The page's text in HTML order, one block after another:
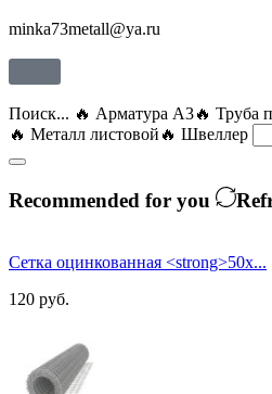
minka73metall@ya.ru
Поиск... 🔥 Арматура А3🔥 Труба
🔥 Металл листовой 🔥 Швеллер
Recommended for you
Сетка оцинкованная <strong>50х...
120 руб.